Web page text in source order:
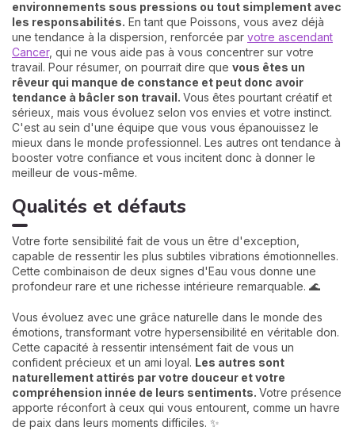
environnements sous pressions ou tout simplement avec
les responsabilités. En tant que Poissons, vous avez déjà
une tendance à la dispersion, renforcée par votre ascendant
Cancer, qui ne vous aide pas à vous concentrer sur votre
travail. Pour résumer, on pourrait dire que vous êtes un
rêveur qui manque de constance et peut donc avoir
tendance à bâcler son travail. Vous êtes pourtant créatif et
sérieux, mais vous évoluez selon vos envies et votre instinct.
C'est au sein d'une équipe que vous vous épanouissez le
mieux dans le monde professionnel. Les autres ont tendance à
booster votre confiance et vous incitent donc à donner le
meilleur de vous-même.
Qualités et défauts
Votre forte sensibilité fait de vous un être d'exception,
capable de ressentir les plus subtiles vibrations émotionnelles.
Cette combinaison de deux signes d'Eau vous donne une
profondeur rare et une richesse intérieure remarquable. 🌊
Vous évoluez avec une grâce naturelle dans le monde des
émotions, transformant votre hypersensibilité en véritable don.
Cette capacité à ressentir intensément fait de vous un
confident précieux et un ami loyal. Les autres sont
naturellement attirés par votre douceur et votre
compréhension innée de leurs sentiments. Votre présence
apporte réconfort à ceux qui vous entourent, comme un havre
de paix dans leurs moments difficiles. ✨